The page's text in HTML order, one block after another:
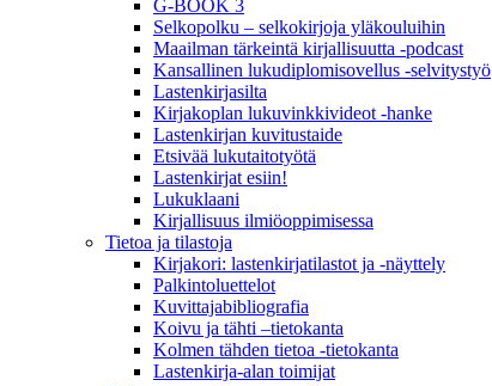
G-BOOK 3
Selkopolku – selkokirjoja yläkouluihin
Maailman tärkeintä kirjallisuutta -podcast
Kansallinen lukudiplomisovellus -selvitystyö
Lastenkirjasilta
Kirjakoplan lukuvinkkivideot -hanke
Lastenkirjan kuvitustaide
Etsivää lukutaitotyötä
Lastenkirjat esiin!
Lukuklaani
Kirjallisuus ilmiöoppimisessa
Tietoa ja tilastoja
Kirjakori: lastenkirjatilastot ja -näyttely
Palkintoluettelot
Kuvittaja­bibliografia
Koivu ja tähti –tietokanta
Kolmen tähden tietoa -tietokanta
Lastenkirja-alan toimijat